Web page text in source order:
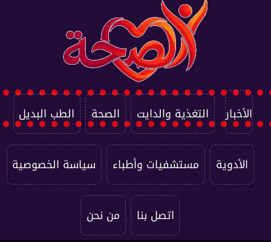
الأخبار التغذية والدايت الصحة الطب البديل
الأدوية مستشفيات وأطباء سياسة الخصوصية
اتصل بنا من نحن